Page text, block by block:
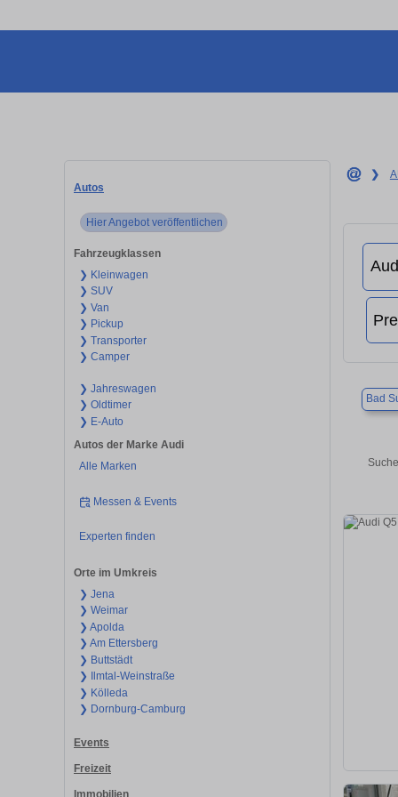
Autos
Hier Angebot veröffentlichen
Fahrzeugklassen
❯ Kleinwagen
❯ SUV
❯ Van
❯ Pickup
❯ Transporter
❯ Camper
❯ Jahreswagen
❯ Oldtimer
❯ E-Auto
Autos der Marke Audi
Alle Marken
Messen & Events
Experten finden
Orte im Umkreis
❯ Jena
❯ Weimar
❯ Apolda
❯ Am Ettersberg
❯ Buttstädt
❯ Ilmtal-Weinstraße
❯ Kölleda
❯ Dornburg-Camburg
Events
Freizeit
Immobilien
❯
Bad